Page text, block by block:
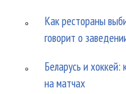
Как рестораны
говорит о
Беларусь и хоккей:
на матчах